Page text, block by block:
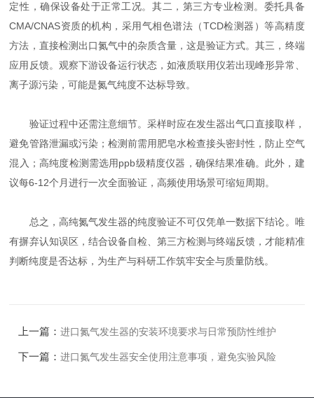
定性，确保设备处于正常工况。其二，第三方专业检测。委托具备
CMA/CNAS资质的机构，采用气相色谱法（TCD检测器）等高精度
方法，直接检测出口氮气中的杂质含量，这是验证方式。其三，终端
应用反馈。观察下游设备运行状态，如液质联用仪若出现峰形异常、
离子源污染，可能是氮气纯度不达标导致。
验证过程中还需注意细节。采样时应在发生器出气口直接取样，
避免管路泄漏或污染；检测前需用肥皂水检查接头密封性，防止空气
混入；高纯度检测需选用ppb级精度仪器，确保结果准确。此外，建
议每6-12个月进行一次全面验证，高频使用场景可缩短周期。
总之，高纯氮气发生器的纯度验证不可仅凭单一数据下结论。唯
有摒弃认知误区，结合设备自检、第三方检测与终端反馈，才能精准
判断纯度是否达标，为生产与科研工作筑牢安全与质量防线。
上一篇：进口氮气发生器的安装环境要求与日常预防性维护
下一篇：进口氮气发生器安全使用注意事项，避免实验风险